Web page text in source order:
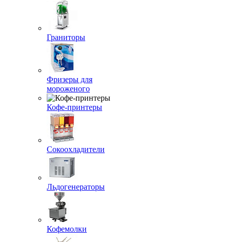
Граниторы
Фризеры для
мороженого
Кофе-принтеры
Сокоохладители
Льдогенераторы
Кофемолки